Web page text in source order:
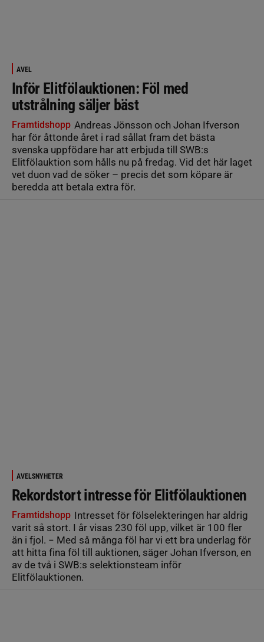
AVEL
Inför Elitfölauktionen: Föl med
utstrålning säljer bäst
Framtidshopp Andreas Jönsson och Johan Ifverson
har för åttonde året i rad sållat fram det bästa
svenska uppfödare har att erbjuda till SWB:s
Elitfölauktion som hålls nu på fredag. Vid det här laget
vet duon vad de söker – precis det som köpare är
beredda att betala extra för.
AVELSNYHETER
Rekordstort intresse för Elitfölauktionen
Framtidshopp Intresset för fölselekteringen har aldrig
varit så stort. I år visas 230 föl upp, vilket är 100 fler
än i fjol. − Med så många föl har vi ett bra underlag för
att hitta fina föl till auktionen, säger Johan Ifverson, en
av de två i SWB:s selektionsteam inför
Elitfölauktionen.